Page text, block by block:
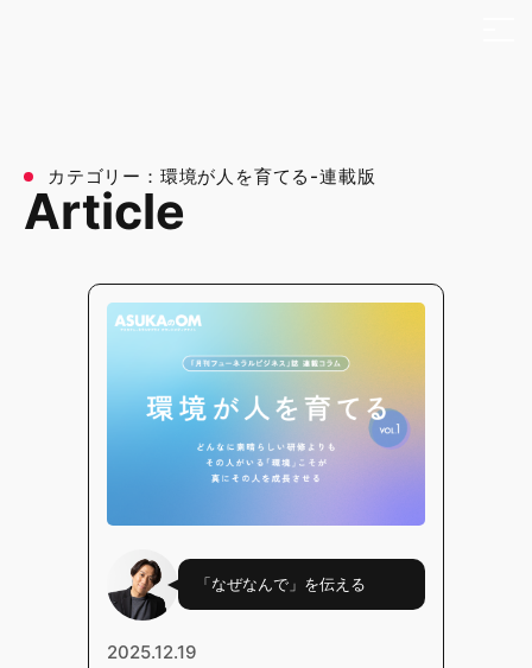
カテゴリー：環境が人を育てる-連載版
Article
「なぜなんで」を伝える
2025.12.19